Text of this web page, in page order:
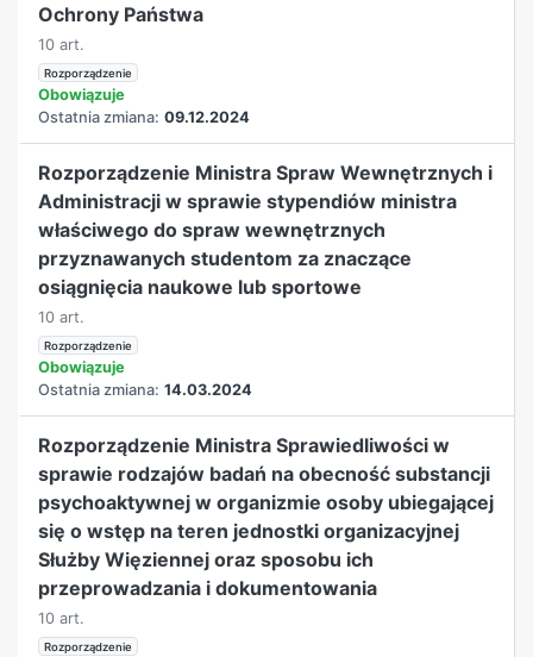
Ochrony Państwa
10 art.
Rozporządzenie
Obowiązuje
Ostatnia zmiana: 09.12.2024
Rozporządzenie Ministra Spraw Wewnętrznych i
Administracji w sprawie stypendiów ministra
właściwego do spraw wewnętrznych
przyznawanych studentom za znaczące
osiągnięcia naukowe lub sportowe
10 art.
Rozporządzenie
Obowiązuje
Ostatnia zmiana: 14.03.2024
Rozporządzenie Ministra Sprawiedliwości w
sprawie rodzajów badań na obecność substancji
psychoaktywnej w organizmie osoby ubiegającej
się o wstęp na teren jednostki organizacyjnej
Służby Więziennej oraz sposobu ich
przeprowadzania i dokumentowania
10 art.
Rozporządzenie